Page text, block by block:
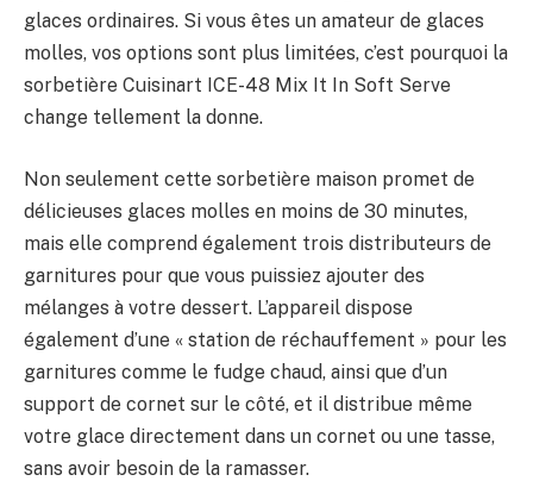
glaces ordinaires. Si vous êtes un amateur de glaces
molles, vos options sont plus limitées, c’est pourquoi la
sorbetière Cuisinart ICE-48 Mix It In Soft Serve
change tellement la donne.
Non seulement cette sorbetière maison promet de
délicieuses glaces molles en moins de 30 minutes,
mais elle comprend également trois distributeurs de
garnitures pour que vous puissiez ajouter des
mélanges à votre dessert. L’appareil dispose
également d’une « station de réchauffement » pour les
garnitures comme le fudge chaud, ainsi que d’un
support de cornet sur le côté, et il distribue même
votre glace directement dans un cornet ou une tasse,
sans avoir besoin de la ramasser.